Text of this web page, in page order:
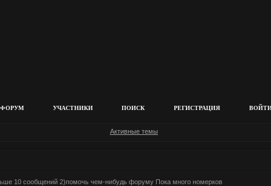
ФОРУМ УЧАСТНИКИ ПОИСК РЕГИСТРАЦИЯ
Активные темы
10 сообщений 2)помочь чем-нибудь форуму Пока много номерков